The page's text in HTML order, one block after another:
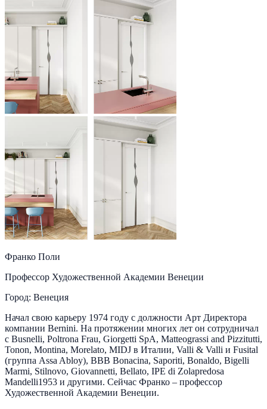
Франко Поли
Профессор Художественной Академии Венеции
Город: Венеция
Начал свою карьеру 1974 году с должности Арт Директора
компании Bernini. На протяжении многих лет он сотрудничал
с Busnelli, Poltrona Frau, Giorgetti SpA, Matteograssi and Pizzitutti,
Tonon, Montina, Morelato, MIDJ в Италии, Valli & Valli и Fusital
(группа Assa Abloy), BBB Bonacina, Saporiti, Bonaldo, Bigelli
Marmi, Stilnovo, Giovannetti, Bellato, IPE di Zolapredosa
Mandelli1953 и другими. Сейчас Франко – профессор
Художественной Академии Венеции.